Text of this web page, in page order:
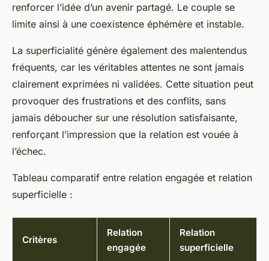
renforcer l’idée d’un avenir partagé. Le couple se
limite ainsi à une coexistence éphémère et instable.
La superficialité génère également des malentendus
fréquents, car les véritables attentes ne sont jamais
clairement exprimées ni validées. Cette situation peut
provoquer des frustrations et des conflits, sans
jamais déboucher sur une résolution satisfaisante,
renforçant l’impression que la relation est vouée à
l’échec.
Tableau comparatif entre relation engagée et relation
superficielle :
Critères
Relation
engagée
Relation
superficielle